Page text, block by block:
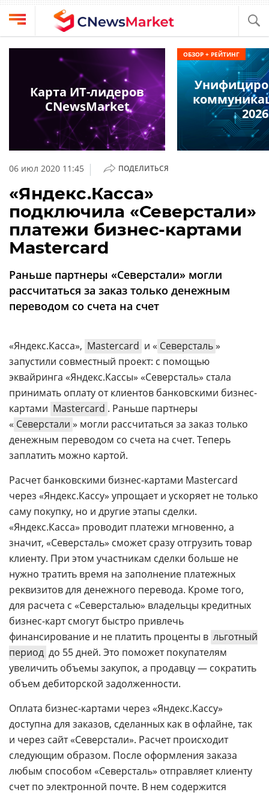
Выбрать
провайдера
Компании
обзоры
кабинет
О
проекте
CNews
Аналитика
Конференции
ТВ
издании
Реклама
Вакансии
Дзен
Rutube
CNews
Конференции
Техника
06 июл 2020 11:45 | ПОДЕЛИТЬСЯ
«Яндекс.Касса»
подключила «Северстали»
платежи бизнес-картами
Mastercard
Раньше партнеры «Северстали» могли
рассчитаться за заказ только денежным
переводом со счета на счет
«Яндекс.Касса», Mastercard и « Северсталь»
запустили совместный проект: с помощью
эквайринга «Яндекс.Кассы» «Северсталь» стала
принимать оплату от клиентов банковскими бизнес-
картами Mastercard . Раньше партнеры
« Северстали » могли рассчитаться за заказ только
денежным переводом со счета на счет. Теперь
заплатить можно картой.
Расчет банковскими бизнес-картами Mastercard
через «Яндекс.Кассу» упрощает и ускоряет не только
саму покупку, но и другие этапы сделки.
«Яндекс.Касса» проводит платежи мгновенно, а
значит, «Северсталь» сможет сразу отгрузить товар
клиенту. При этом участникам сделки больше не
нужно тратить время на заполнение платежных
реквизитов для денежного перевода. Кроме того,
для расчета с «Северсталью» владельцы кредитных
бизнес-карт смогут быстро привлечь
финансирование и не платить проценты в льготный
период до 55 дней. Это поможет покупателям
увеличить объемы закупок, а продавцу — сократить
объем дебиторской задолженности.
Оплата бизнес-картами через «Яндекс.Кассу»
доступна для заказов, сделанных как в офлайне, так
и через сайт «Северстали». Расчет происходит
следующим образом. После оформления заказа
любым способом «Северсталь» отправляет клиенту
счет по электронной почте. В нем содержится
Карта ИТ-лидеров
CNewsMarket
2026
ОБЗОР + РЕЙТИНГ